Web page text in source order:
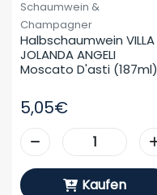
Schaumwein &
Champagner
Halbschaumwein VILLA
JOLANDA ANGELI
Moscato D'asti (187ml)
5,05€
Kaufen